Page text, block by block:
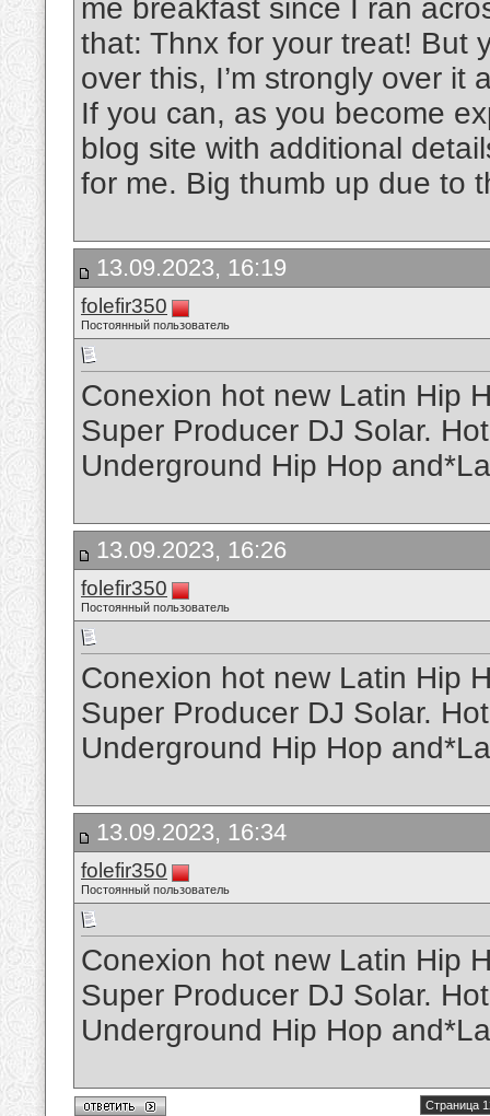
me breakfast since I ran
that: Thnx for your treat! But
over this, I’m strongly over it
If you can, as you become
blog site with additional
for me. Big thumb up due to
13.09.2023, 16:19
folefir350
Постоянный пользователь
Conexion hot new Latin Hip
Super Producer DJ Solar.
Underground Hip Hop
13.09.2023, 16:26
folefir350
Постоянный пользователь
Conexion hot new Latin Hip
Super Producer DJ Solar.
Underground Hip Hop
13.09.2023, 16:34
folefir350
Постоянный пользователь
Conexion hot new Latin Hip
Super Producer DJ Solar.
Underground Hip Hop
Страница